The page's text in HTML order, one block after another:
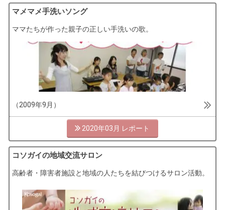
マメマメ手洗いソング
ママたちが作った親子の正しい手洗いの歌。
（2009年9月）
2020年03月
コソガイの地域交流サロン
高齢者・障害者施設と地域の人たちを結びつけるサロン活動。